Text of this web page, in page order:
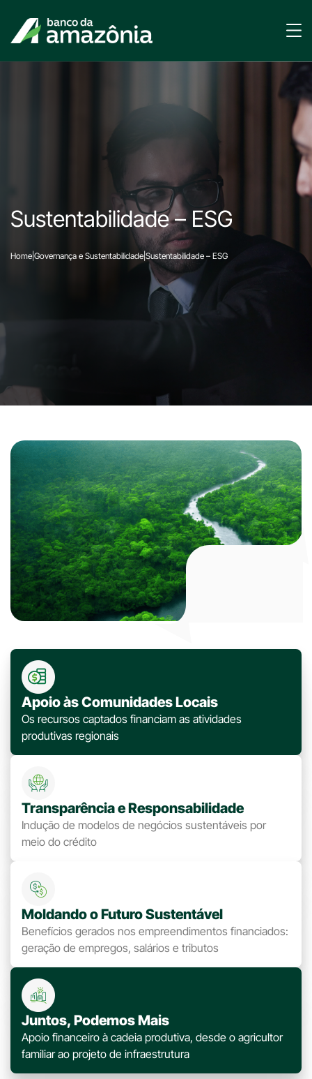
Sustentabilidade – ESG
Home Governança e Sustentabilidade|Sustentabilidade – ESG
Apoio às Comunidades Locais
Os recursos captados financiam as atividades
produtivas regionais
Transparência e Responsabilidade
Indução de modelos de negócios sustentáveis por
meio do crédito
Moldando o Futuro Sustentável
Benefícios gerados nos empreendimentos financiados:
geração de empregos, salários e tributos
Juntos, Podemos Mais
Apoio financeiro à cadeia produtiva, desde o agricultor
familiar ao projeto de infraestrutura